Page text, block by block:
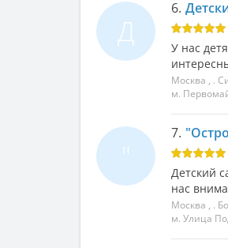
Д
6.
У нас
Москва , .
м.
"
7.
Детский
нас
Москва , .
м. Улица